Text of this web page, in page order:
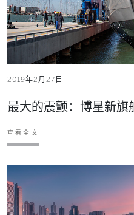
2019年2月27日
最大的震颤：博星新
查看全文